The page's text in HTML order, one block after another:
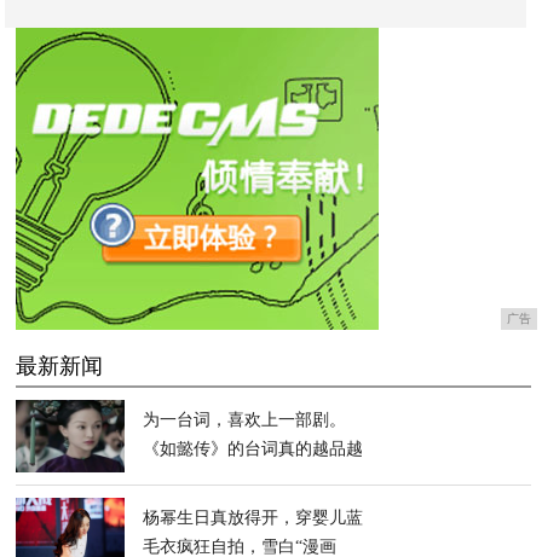
广告
最新新闻
为一台词，喜欢上一部剧。
《如懿传》的台词真的越品越
杨幂生日真放得开，穿婴儿蓝
毛衣疯狂自拍，雪白“漫画